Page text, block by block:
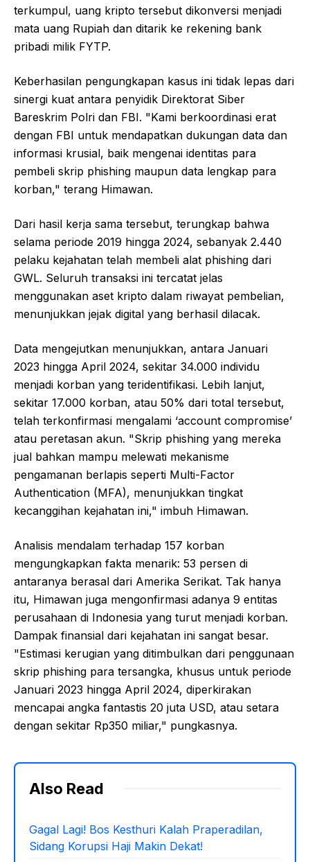
terkumpul, uang kripto tersebut dikonversi menjadi
mata uang Rupiah dan ditarik ke rekening bank
pribadi milik FYTP.
Keberhasilan pengungkapan kasus ini tidak lepas dari
sinergi kuat antara penyidik Direktorat Siber
Bareskrim Polri dan FBI. "Kami berkoordinasi erat
dengan FBI untuk mendapatkan dukungan data dan
informasi krusial, baik mengenai identitas para
pembeli skrip phishing maupun data lengkap para
korban," terang Himawan.
Dari hasil kerja sama tersebut, terungkap bahwa
selama periode 2019 hingga 2024, sebanyak 2.440
pelaku kejahatan telah membeli alat phishing dari
GWL. Seluruh transaksi ini tercatat jelas
menggunakan aset kripto dalam riwayat pembelian,
menunjukkan jejak digital yang berhasil dilacak.
Data mengejutkan menunjukkan, antara Januari
2023 hingga April 2024, sekitar 34.000 individu
menjadi korban yang teridentifikasi. Lebih lanjut,
sekitar 17.000 korban, atau 50% dari total tersebut,
telah terkonfirmasi mengalami ‘account compromise’
atau peretasan akun. "Skrip phishing yang mereka
jual bahkan mampu melewati mekanisme
pengamanan berlapis seperti Multi-Factor
Authentication (MFA), menunjukkan tingkat
kecanggihan kejahatan ini," imbuh Himawan.
Analisis mendalam terhadap 157 korban
mengungkapkan fakta menarik: 53 persen di
antaranya berasal dari Amerika Serikat. Tak hanya
itu, Himawan juga mengonfirmasi adanya 9 entitas
perusahaan di Indonesia yang turut menjadi korban.
Dampak finansial dari kejahatan ini sangat besar.
"Estimasi kerugian yang ditimbulkan dari penggunaan
skrip phishing para tersangka, khusus untuk periode
Januari 2023 hingga April 2024, diperkirakan
mencapai angka fantastis 20 juta USD, atau setara
dengan sekitar Rp350 miliar," pungkasnya.
Also Read
Gagal Lagi! Bos Kesthuri Kalah Praperadilan,
Sidang Korupsi Haji Makin Dekat!